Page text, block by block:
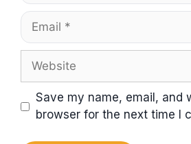
Email
Website
Save my name, email, and
browser for the next time I